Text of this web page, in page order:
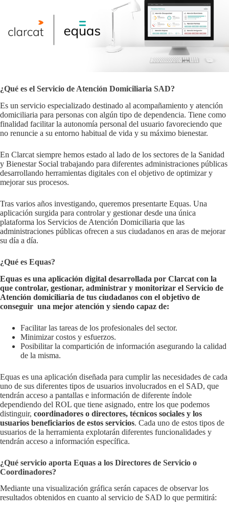
¿Qué es el Servicio de Atención Domiciliaria SAD?
Es un servicio especializado destinado al acompañamiento y atención
domiciliaria para personas con algún tipo de dependencia. Tiene como
finalidad facilitar la autonomía personal del usuario favoreciendo que
no renuncie a su entorno habitual de vida y su máximo bienestar.
En Clarcat siempre hemos estado al lado de los sectores de la Sanidad
y Bienestar Social trabajando para diferentes administraciones públicas
desarrollando herramientas digitales con el objetivo de optimizar y
mejorar sus procesos.
Tras varios años investigando, queremos presentarte Equas. Una
aplicación surgida para controlar y gestionar desde una única
plataforma los Servicios de Atención Domiciliaria que las
administraciones públicas ofrecen a sus ciudadanos en aras de mejorar
su día a día.
¿Qué es Equas?
Equas es una aplicación digital desarrollada por Clarcat con la
que controlar, gestionar, administrar y monitorizar el Servicio de
Atención domiciliaria de tus ciudadanos con el objetivo de
conseguir una mejor atención y siendo capaz de:
Facilitar las tareas de los profesionales del sector.
Minimizar costos y esfuerzos.
Posibilitar la compartición de información asegurando la calidad
de la misma.
Equas es una aplicación diseñada para cumplir las necesidades de cada
uno de sus diferentes tipos de usuarios involucrados en el SAD, que
tendrán acceso a pantallas e información de diferente índole
dependiendo del ROL que tiene asignado, entre los que podemos
distinguir, coordinadores o directores, técnicos sociales y los
usuarios beneficiarios de estos servicios. Cada uno de estos tipos de
usuarios de la herramienta explotarán diferentes funcionalidades y
tendrán acceso a información específica.
¿Qué servicio aporta Equas a los Directores de Servicio o
Coordinadores?
Mediante una visualización gráfica serán capaces de observar los
resultados obtenidos en cuanto al servicio de SAD lo que permitirá: